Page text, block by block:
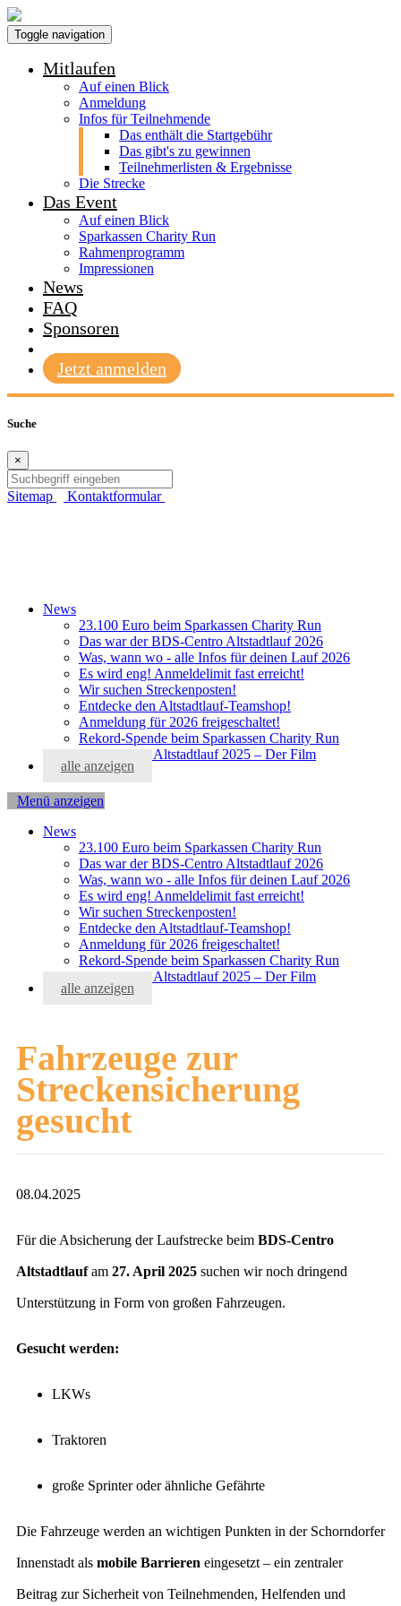
Toggle navigation
Mitlaufen
Auf einen Blick
Anmeldung
Infos für Teilnehmende
Das enthält die Startgebühr
Das gibt's zu gewinnen
Teilnehmerlisten & Ergebnisse
Die Strecke
Das Event
Auf einen Blick
Sparkassen Charity Run
Rahmenprogramm
Impressionen
News
FAQ
Sponsoren
Jetzt anmelden
Suche
×
Sitemap Kontaktformular
News
23.100 Euro beim Sparkassen Charity Run
Das war der BDS-Centro Altstadtlauf 2026
Was, wann wo - alle Infos für deinen Lauf 2026
Es wird eng! Anmeldelimit fast erreicht!
Wir suchen Streckenposten!
Entdecke den Altstadtlauf-Teamshop!
Anmeldung für 2026 freigeschaltet!
Rekord-Spende beim Sparkassen Charity Run
BDS-Centro Altstadtlauf 2025 – Der Film
alle anzeigen
Menü anzeigen
News
23.100 Euro beim Sparkassen Charity Run
Das war der BDS-Centro Altstadtlauf 2026
Was, wann wo - alle Infos für deinen Lauf 2026
Es wird eng! Anmeldelimit fast erreicht!
Wir suchen Streckenposten!
Entdecke den Altstadtlauf-Teamshop!
Anmeldung für 2026 freigeschaltet!
Rekord-Spende beim Sparkassen Charity Run
BDS-Centro Altstadtlauf 2025 – Der Film
alle anzeigen
Fahrzeuge zur
Streckensicherung
gesucht
08.04.2025
Für die Absicherung der Laufstrecke beim BDS-Centro
Altstadtlaufam 27. April 2025 suchen wir noch dringend
Unterstützung in Form von großen Fahrzeugen.
Gesucht werden:
LKWs
Traktoren
große Sprinter oder ähnliche Gefährte
Die Fahrzeuge werden an wichtigen Punkten in der Schorndorfer
Innenstadt als mobile Barrieren eingesetzt – ein zentraler
Beitrag zur Sicherheit von Teilnehmenden, Helfenden und